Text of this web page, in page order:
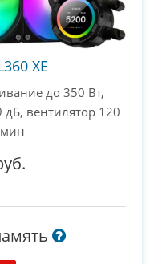
XE
до 350 Вт,
вентилятор 120